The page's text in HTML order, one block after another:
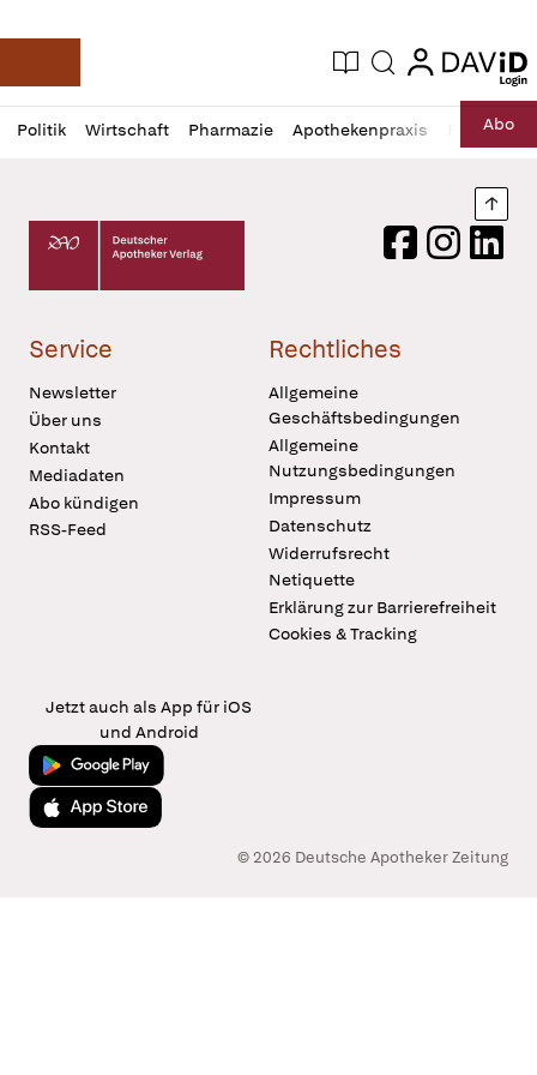
Deutsche Apotheker Zeitung
Aktuelle Ausgabe
Suche login
login
Politik Wirtschaft Pharmazie Apothekenpraxis RechtAbo
Profil
öffnen
Daz
Pur
Deutscher Apotheker Verlag Logo
FacebookInstagram
Service
Newsletter
Über uns
Kontakt
Mediadaten
Abo kündigen
RSS-Feed
Rechtliches
Allgemeine
Geschäftsbedingungen
Allgemeine
Nutzungsbedingungen
Impressum
Datenschutz
Widerrufsrecht
Netiquette
Erklärung zur Barrierefreiheit
Cookies & Tracking
Jetzt auch als App für iOS
und Android
Jetzt bei Google Play
Laden im App Store
© 2026 Deutsche Apotheker Zeitung